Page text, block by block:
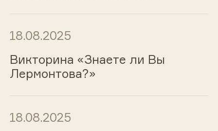
18.08.2025
Викторина «Знаете ли Вы
Лермонтова?»
18.08.2025